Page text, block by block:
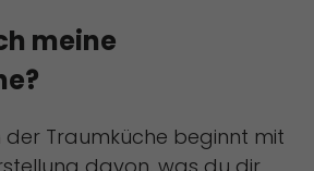
meine
der Traumküche beginnt mit